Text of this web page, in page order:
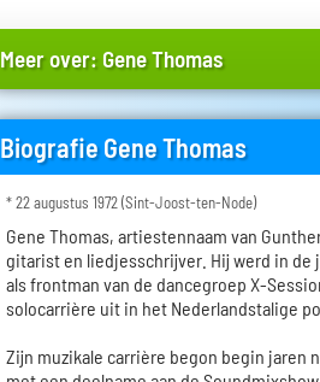
Meer over: Gene Thomas
Biografie Gene Thomas
* 22 augustus 1972 (Sint-Joost-ten-Node)
Gene Thomas, artiestennaam van
gitarist en liedjesschrijver. Hij werd in de
als frontman van de dancegroep X-
solocarrière uit in het Nederlandstalige
Zijn muzikale carrière begon begin jaren